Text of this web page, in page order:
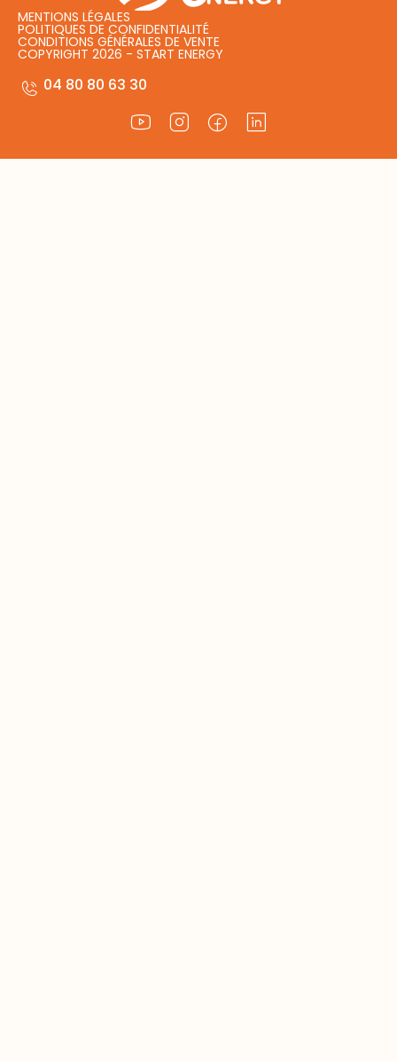
MENTIONS LÉGALES
POLITIQUES DE CONFIDENTIALITÉ
CONDITIONS GÉNÉRALES DE VENTE
COPYRIGHT 2026 - START ENERGY
04 80 80 63 30